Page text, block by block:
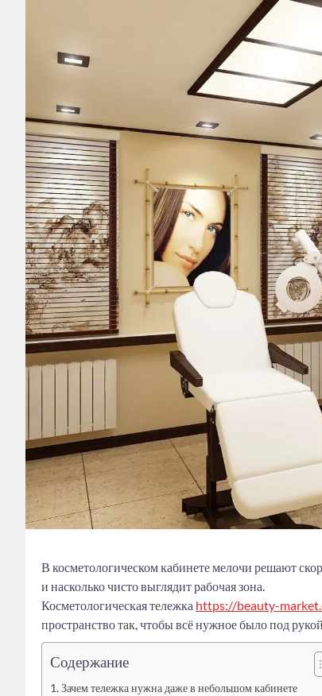
В косметологическом кабинете мелочи решают
и насколько чисто выглядит рабочая зона.
Косметологическая тележка https://beauty-
пространство так, чтобы всё нужное было под
Содержание
Зачем тележка нужна даже в небольшом кабинете